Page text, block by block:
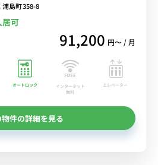
浦島町358-8
居可
91,200 円〜 / 月
オートロック
インターネット
無料
エレベーター
物件の詳細を見る